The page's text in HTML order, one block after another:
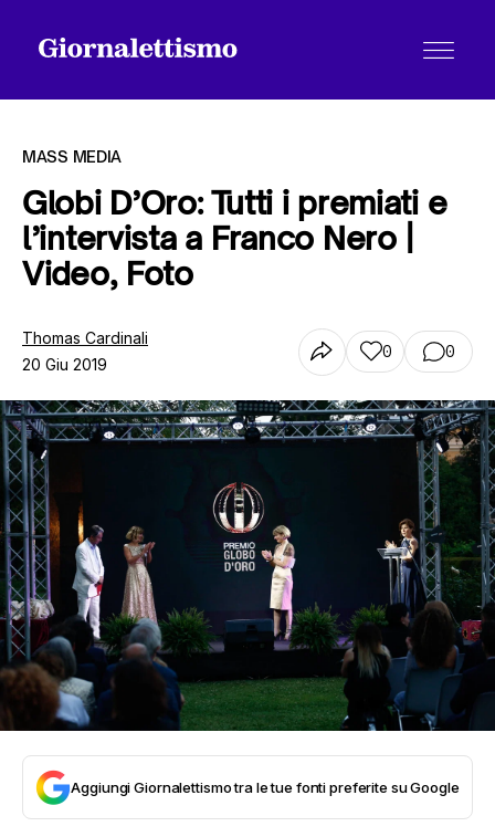
Tutti gli articoli
Chi siamo
Contatti
MASS MEDIA
Globi D’Oro: Tutti i premiati e
l’intervista a Franco Nero |
Video, Foto
Thomas Cardinali
20 Giu 2019
0 0
Aggiungi Giornalettismo tra le tue fonti preferite su Google